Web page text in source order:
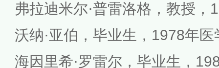
弗拉迪米尔·普雷洛格，教授，
沃纳·亚伯，毕业生，1978年
海因里希·罗雷尔，毕业生，